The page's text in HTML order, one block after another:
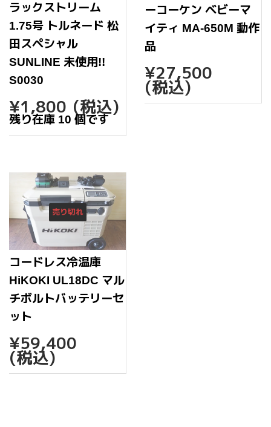
ラックストリーム
1.75号 トルネード 松
田スペシャル
SUNLINE 未使用!!
S0030
通
常
価
格
¥1,800 ¥1,800
(税込)
残り在庫 10 個です
ーコーケン ベビーマ
イティ MA-650M 動作
品
通
常
価
格
¥27,500
(税込)
売り切れ
コードレス冷温庫
HiKOKI UL18DC マル
チボルトバッテリーセ
ット
通
常
価
格
¥59,400
(税込)